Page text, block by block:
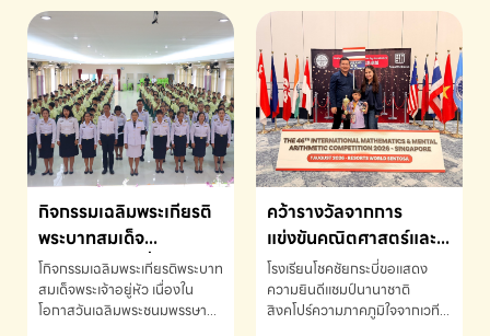
กิจกรรมเฉลิมพระเกียรติ
พระบาทสมเด็จ
พระเจ้าอยู่หัว เนื่องใน
โอกาสวันเฉลิม
พระชนมพรรษา
โกิจกรรมเฉลิมพระเกียรติพระบาท
สมเด็จพระเจ้าอยู่หัว เนื่องใน
โอกาสวันเฉลิมพระชนมพรรษา
คว้ารางวัลจากการ
แข่งขันคณิตศาสตร์และ
คณิตคิดเร็วนานาชาติ
ครั้งที่ 46 ประจำปี 2569
ณ ประเทศสิงคโปร์
โรงเรียนโชคชัยกระบี่ขอแสดง
ความยินดีแชมป์นานาชาติ
สิงคโปร์ความภาคภูมิใจจากเวที